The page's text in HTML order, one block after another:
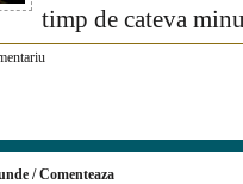
timp de cateva
/ Comenteaza